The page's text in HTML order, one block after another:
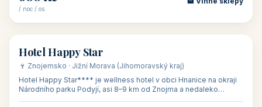
/ noc / os.
🏨 hotel
Hotel Happy Star
🍷 Znojemsko · Jižní Morava (Jihomoravský kraj)
Hotel Happy Star**** je wellness hotel v obci Hnanice na okraji
Národního parku Podyjí, asi 8–9 km od Znojma a nedaleko